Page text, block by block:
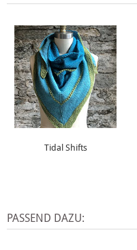
Tidal Shifts
PASSEND DAZU: